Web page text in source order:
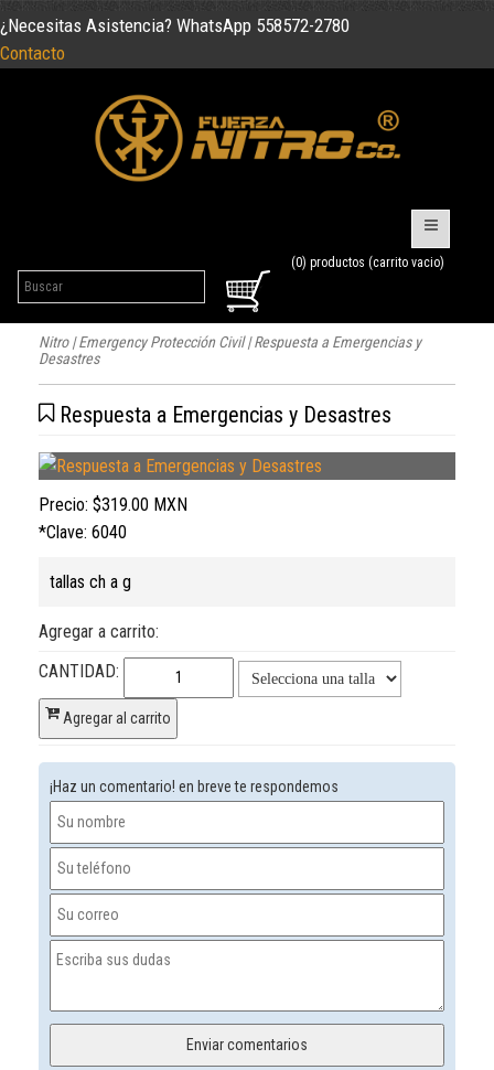
¿Necesitas Asistencia? WhatsApp 558572-2780
Contacto
(0) productos (carrito vacio)
Nitro|Emergency Protección Civil| Respuesta a Emergencias y
Desastres
Respuesta a Emergencias y Desastres
Precio: $319.00 MXN
*Clave: 6040
tallas ch a g
Agregar a carrito:
CANTIDAD:
Agregar al carrito
¡Haz un comentario! en breve te respondemos